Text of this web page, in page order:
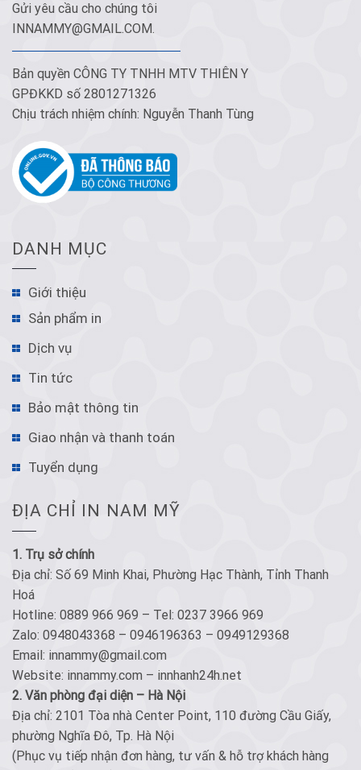
Gửi yêu cầu cho chúng tôi
INNAMMY@GMAIL.COM.
Bản quyền CÔNG TY TNHH MTV THIÊN Y
GPĐKKD số 2801271326
Chịu trách nhiệm chính: Nguyễn Thanh Tùng
DANH MỤC
Giới thiệu
Sản phẩm in
Dịch vụ
Tin tức
Bảo mật thông tin
Giao nhận và thanh toán
Tuyển dụng
ĐỊA CHỈ IN NAM MỸ
1. Trụ sở chính
Địa chỉ: Số 69 Minh Khai, Phường Hạc Thành, Tỉnh Thanh
Hoá
Hotline: 0889 966 969 – Tel: 0237 3966 969
Zalo: 0948043368 – 0946196363 – 0949129368
Email: innammy@gmail.com
Website: innammy.com – innhanh24h.net
2. Văn phòng đại diện – Hà Nội
Địa chỉ: 2101 Tòa nhà Center Point, 110 đường Cầu Giấy,
phường Nghĩa Đô, Tp. Hà Nội
(Phục vụ tiếp nhận đơn hàng, tư vấn & hỗ trợ khách hàng